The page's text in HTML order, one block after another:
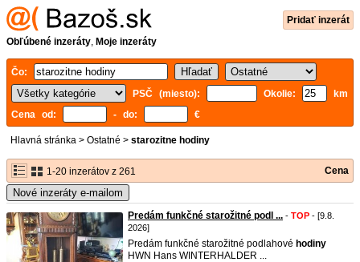
Pridať inzerát
Obľúbené inzeráty, Moje inzeráty
Čo:
PSČ (miesto):
Okolie:
km
Cena od:
- do: €
Hlavná stránka > Ostatné > starozitne hodiny
1-20 inzerátov z 261 Cena
Nové inzeráty e-mailom
Predám funkčné starožitné podl ... - TOP - [9.8.
2026]
Predám funkčné starožitné podlahové hodiny
HWN Hans WINTERHALDER ...